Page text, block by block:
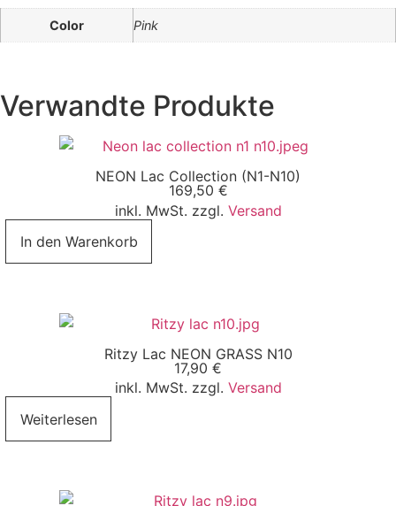
Color Pink
Verwandte Produkte
NEON Lac Collection (N1-N10)
169,50 €
inkl. MwSt. zzgl. Versand
In den Warenkorb
Ritzy Lac NEON GRASS N10
17,90 €
inkl. MwSt. zzgl. Versand
Weiterlesen